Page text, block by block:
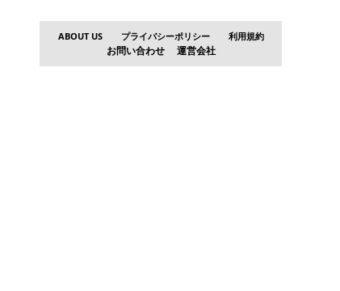
ABOUT US プライバシーポリシー 利用規約
お問い合わせ 運営会社